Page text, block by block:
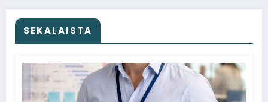
SEKALAISTA